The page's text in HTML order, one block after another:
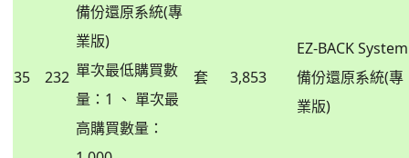
35 232
備份還原系統(專
業版)
單次最低購買數
量：1 、 單次最
高購買數量：
套 3,853
EZ-BACK System
備份還原系統(專
業版)